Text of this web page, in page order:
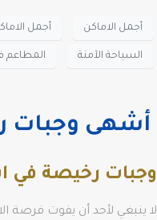
أجمل الاماكن أجمل
السياحة الآمنة المطاعم
أشهى وجبات
وجبات رخيصة في
لا ينبغي لأحد أن يفوت فرصة